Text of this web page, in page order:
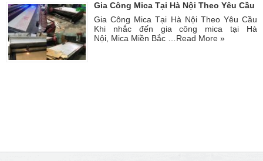
Gia Công Mica Tại Hà Nội Theo Yêu Cầu
Gia Công Mica Tại Hà Nội Theo Yêu Cầu
Khi nhắc đến gia công mica tại Hà
Nội, Mica Miền Bắc …Read More »